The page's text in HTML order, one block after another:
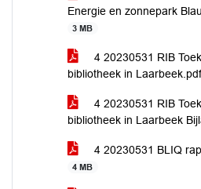
Energie en zonnepark
3 MB
4 20230531 RIB
bibliotheek in
4 20230531 RIB
bibliotheek in Laarbeek
4 20230531 BLIQ
4 MB